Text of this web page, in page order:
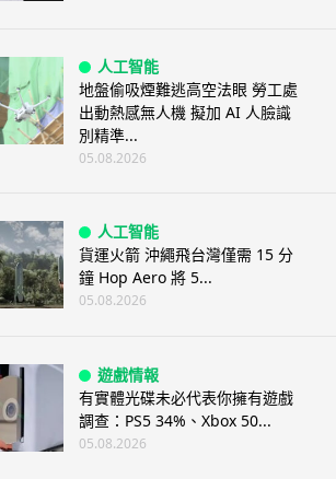
人工智能
地盤偷吸煙難逃高空法眼 勞工處
出動熱感無人機 擬加 AI 人臉識
別精準...
05.08.2026
人工智能
貨運火箭 沖繩飛台灣僅需 15 分
鐘 Hop Aero 將 5...
05.08.2026
遊戲情報
有實體光碟未必代表你擁有遊戲
調查：PS5 34%、Xbox 50...
05.08.2026